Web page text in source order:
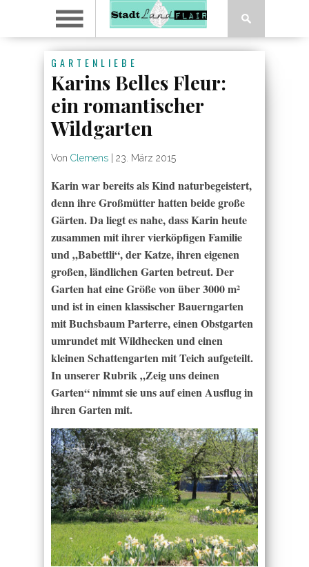
GARTENLIEBE
Karins Belles Fleur:
ein romantischer
Wildgarten
Von Clemens 23. März 2015
Karin war bereits als Kind naturbegeistert,
denn ihre Großmütter hatten beide große
Gärten. Da liegt es nahe, dass Karin heute
zusammen mit ihrer vierköpfigen Familie
und „Babettli“, der Katze, ihren eigenen
großen, ländlichen Garten betreut. Der
Garten hat eine Größe von über 3000 m²
und ist in einen klassischer Bauerngarten
mit Buchsbaum Parterre, einen Obstgarten
umrundet mit Wildhecken und einen
kleinen Schattengarten mit Teich aufgeteilt.
In unserer Rubrik „Zeig uns deinen
Garten“ nimmt sie uns auf einen Ausflug in
ihren Garten mit.